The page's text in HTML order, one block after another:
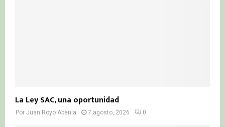
La Ley SAC, una oportunidad
Por Juan Royo Abenia 7 agosto, 2026 0